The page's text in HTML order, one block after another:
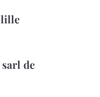
lille
de